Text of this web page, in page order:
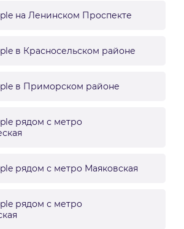
на Ленинском Проспекте
в Красносельском районе
в Приморском районе
рядом с метро
рядом с метро Маяковская
рядом с метро